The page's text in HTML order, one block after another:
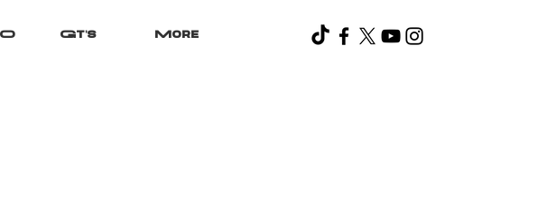
Gt's More